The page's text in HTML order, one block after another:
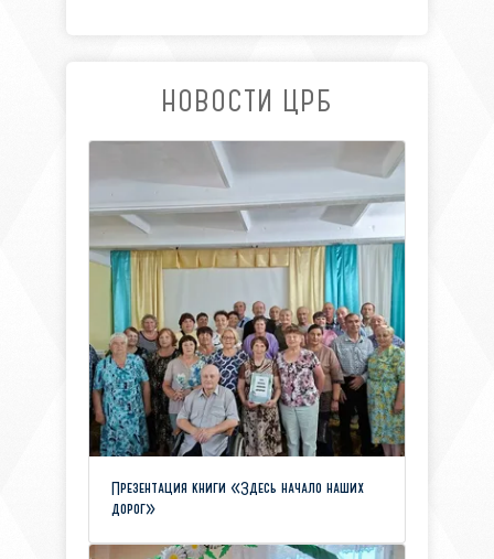
НОВОСТИ ЦРБ
Презентация книги «Здесь начало наших
дорог»